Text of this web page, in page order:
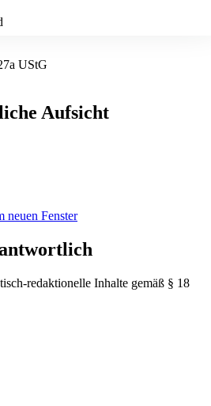
UStG
Aufsicht
neuen Fenster
redaktionelle Inhalte gemäß § 18